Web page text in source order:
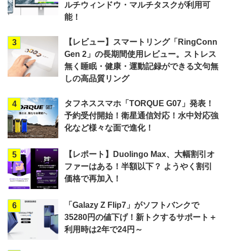
ルチウィンドウ・マルチタスクが利用可
能！
3
【レビュー】スマートリング「RingConn
Gen 2」の長期間使用レビュー。ストレス
無く睡眠・健康・運動記録ができる文句無
しの高品質リング
4
タフネススマホ「TORQUE G07」発表！
予約受付開始！衛星通信対応！水中対応強
化など様々な面で進化！
5
【レポート】Duolingo Max、大幅割引オ
ファーはある！半額以下？ ようやく割引
価格で再加入！
6
「Galazy Z Flip7」がソフトバンクで
35280円の値下げ！新トクするサポート＋
利用時は2年で24円～